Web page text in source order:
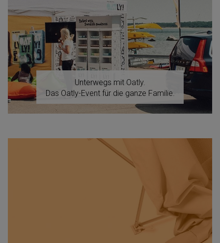
Unterwegs mit Oatly.
Das Oatly-Event für die ganze Familie.